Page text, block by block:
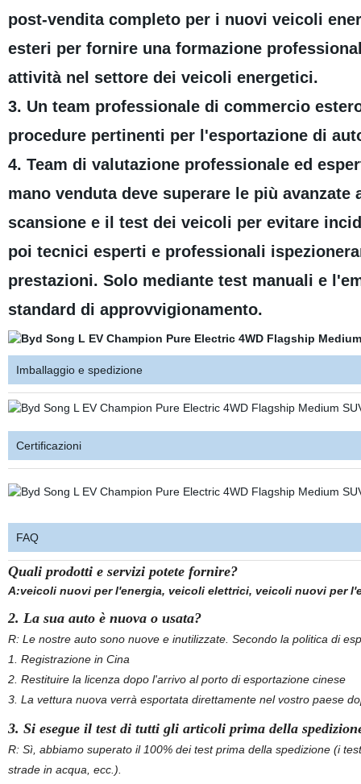
post-vendita completo per i nuovi veicoli
esteri per fornire una formazione
attività nel settore dei veicoli energetici.
3. Un team professionale di commercio
procedure pertinenti per l'esportazione di
4. Team di valutazione professionale ed
mano venduta deve superare le più
scansione e il test dei veicoli per evitare
poi tecnici esperti e professionali
prestazioni. Solo mediante test manuali e
standard di approvvigionamento.
Imballaggio e spedizione
Certificazioni
FAQ
Quali prodotti e servizi potete fornire?
A:veicoli nuovi per l'energia, veicoli elettrici, veicoli nuovi per
2. La sua auto è nuova o usata?
R: Le nostre auto sono nuove e inutilizzate. Secondo la politica di
1. Registrazione in Cina
2. Restituire la licenza dopo l'arrivo al porto di esportazione cinese
3. La vettura nuova verrà esportata direttamente nel vostro paese
3. Si esegue il test di tutti gli articoli prima della
R: Sì, abbiamo superato il 100% dei test prima della spedizione (i
strade in acqua, ecc.).